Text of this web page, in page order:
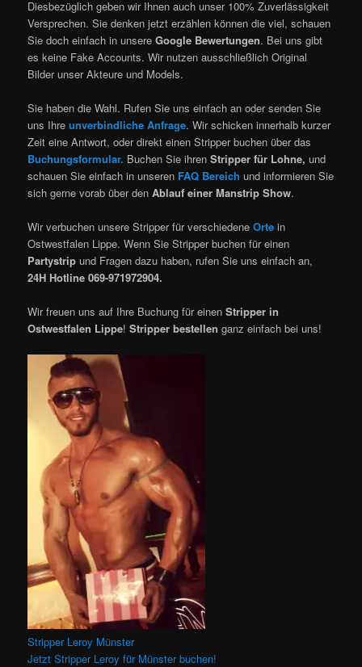
Diesbezüglich geben wir Ihnen auch unser 100% Zuverlässigkeit
Versprechen. Sie denken jetzt erzählen können die viel, schauen
Sie doch einfach in unsereGoogle Bewertungen. Bei uns gibt
es keine Fake Accounts. Wir nutzen ausschließlich Original
Bilder unser Akteure und Models.
Sie haben die Wahl. Rufen Sie uns einfach an oder senden Sie
uns Ihreunverbindliche Anfrage. Wir schicken innerhalb kurzer
Zeit eine Antwort, oder direkt einen Stripper buchen über das
Buchungsformular. Buchen Sie ihrenStripper für Lohne, und
schauen Sie einfach in unseren FAQ Bereich und informieren Sie
sich gerne vorab über denAblauf einer Manstrip Show.
Wir verbuchen unsere Stripper für verschiedeneOrte in
Ostwestfalen Lippe. Wenn Sie Stripper buchen für einen
Partystrip und Fragen dazu haben, rufen Sie uns einfach an,
24H Hotline 069-971972904.
Wir freuen uns auf Ihre Buchung für einenStripper in
Ostwestfalen Lippe!Stripper bestellen ganz einfach bei uns!
Stripper Leroy Münster
Jetzt Stripper Leroy für Münster buchen!